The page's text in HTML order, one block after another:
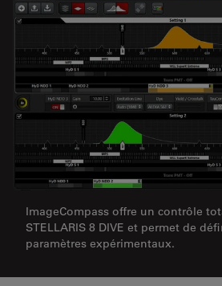
ImageCompass offre un contrôle
STELLARIS 8 DIVE et permet de
paramètres expérimentaux.